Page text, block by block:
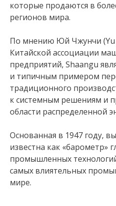
которые продаются в
регионов мира.
По мнению Юй Чжунчи (Yu
Китайской ассоциации
предприятий, Shaangu
и типичным примером
традиционного
к системным решениям и
области распределенной
Основанная в 1947 году,
известна как «барометр»
промышленных
самых влиятельных
мире.